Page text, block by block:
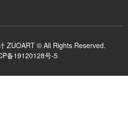
ZUOART © All Rights Reserved.
备19120128号-5